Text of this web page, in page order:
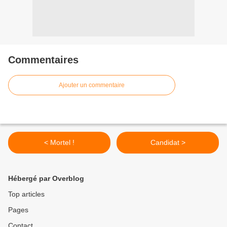
Commentaires
Ajouter un commentaire
< Mortel ! Candidat >
Hébergé par Overblog
Top articles
Pages